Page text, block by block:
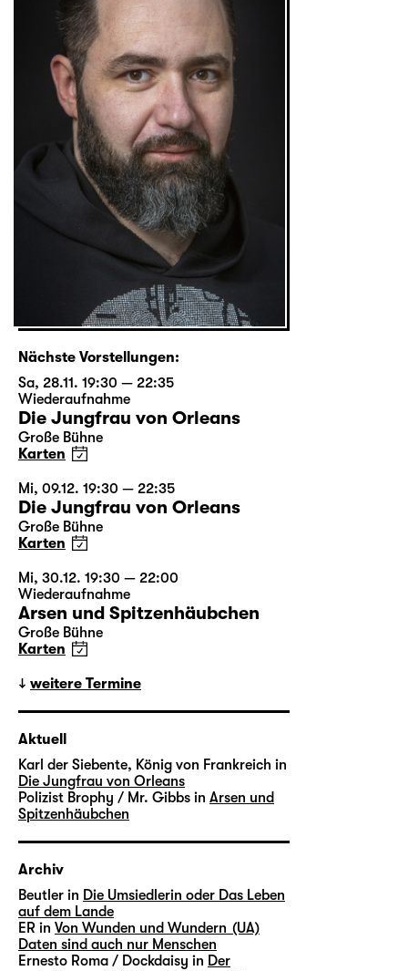
Nächste Vorstellungen:
Sa, 28.11. 19:30 — 22:35
Wiederaufnahme
Die Jungfrau von Orleans
Große Bühne
Karten
Mi, 09.12. 19:30 — 22:35
Die Jungfrau von Orleans
Große Bühne
Karten
Mi, 30.12. 19:30 — 22:00
Wiederaufnahme
Arsen und Spitzenhäubchen
Große Bühne
Karten
weitere Termine
Aktuell
Karl der Siebente, König von Frankreich in
Die Jungfrau von Orleans
Polizist Brophy / Mr. Gibbs in Arsen und
Spitzenhäubchen
Archiv
Beutler in Die Umsiedlerin oder Das Leben
auf dem Lande
ER in Von Wunden und Wundern (UA)
Daten sind auch nur Menschen
Ernesto Roma / Dockdaisy in Der